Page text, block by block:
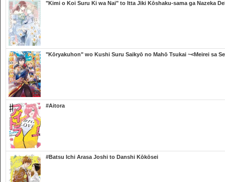
"Kimi o Koi Suru Ki wa Nai" to Itta Jiki Kōshaku-sama ga Nazeka
"Kōryakuhon" wo Kushi Suru Saikyō no Mahō Tsukai ~<Meirei sa
#Aitora
#Batsu Ichi Arasa Joshi to Danshi Kōkōsei